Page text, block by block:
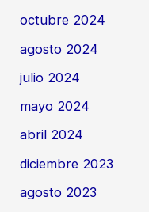
octubre 2024
agosto 2024
julio 2024
mayo 2024
abril 2024
diciembre 2023
agosto 2023